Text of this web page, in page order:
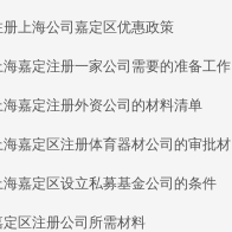
册上海公司嘉定区优惠政策
海嘉定注册一家公司需要的准备工作
海嘉定注册外资公司的材料清单
海嘉定区注册体育器材公司的审批材
海嘉定区设立私募基金公司的条件
定区注册公司所需材料